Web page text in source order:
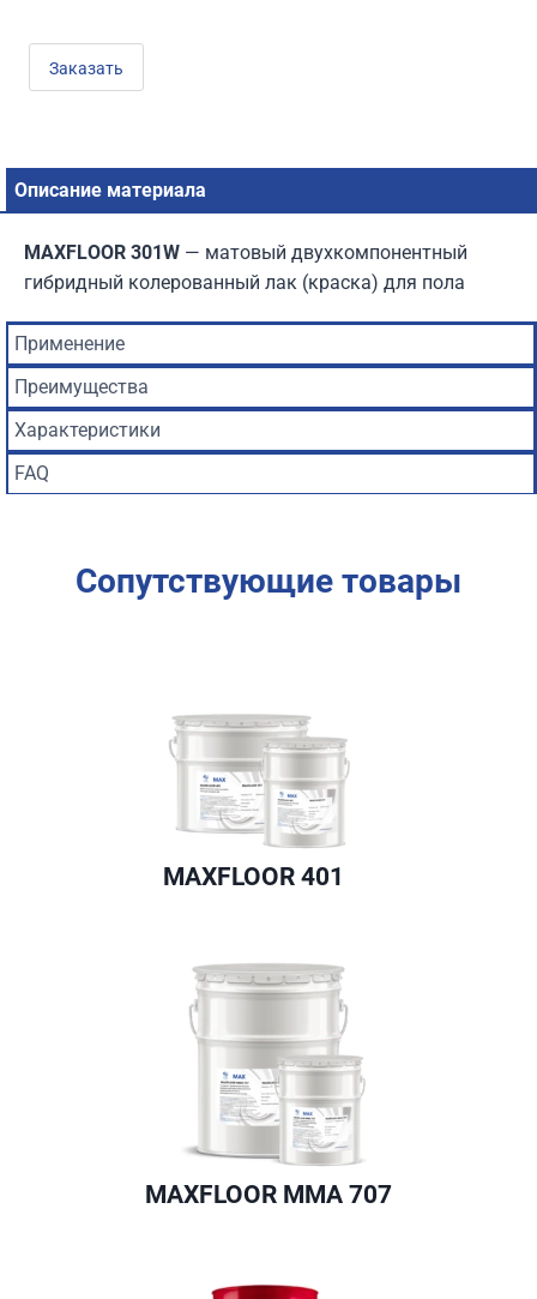
Заказать
Описание материала
MAXFLOOR 301W — матовый двухкомпонентный
гибридный колерованный лак (краска) для пола
Применение
Преимущества
Характеристики
FAQ
Сопутствующие товары
MAXFLOOR 401
MAXFLOOR MMA 707